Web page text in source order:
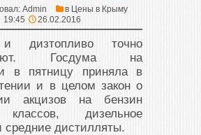
Admin в Цены в Крыму
19:45
26.02.2016
дизтопливо точно
Госдума на
в пятницу приняла в
и в целом закон о
акцизов на бензин
дизельное
средние дистилляты.